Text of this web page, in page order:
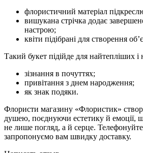
флористичний матеріал
вишукана стрічка додає
настрою;
квіти підібрані для створення
Такий букет підійде для найтепліших
зізнання в почуттях;
привітання з днем народження;
як знак подяки.
Флористи магазину «Флористик»
душею, поєднуючи естетику й емоції,
не лише погляд, а й серце.
запропонуємо вам швидку доставку.